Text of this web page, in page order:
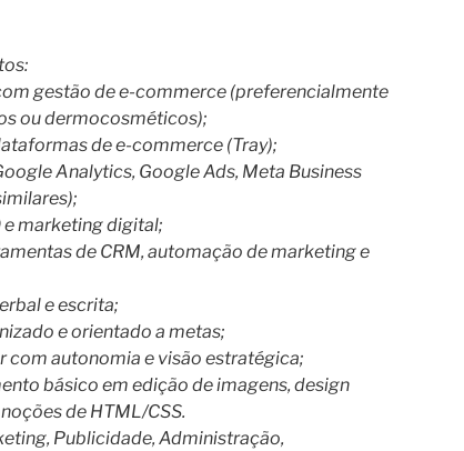
gestão de e-commerce (preferencialmente
ou dermocosméticos);
de e-commerce (Tray);
Analytics, Google Ads, Meta Business
e marketing digital;
de CRM, automação de marketing e
e escrita;
e orientado a metas;
com autonomia e visão estratégica;
básico em edição de imagens, design
de HTML/CSS.
Publicidade, Administração,